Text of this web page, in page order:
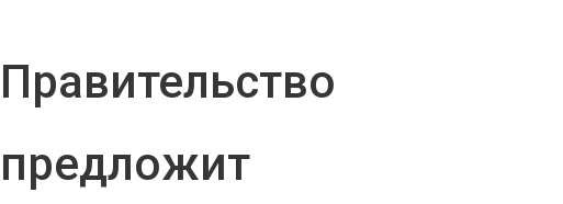
Правительство
предложит